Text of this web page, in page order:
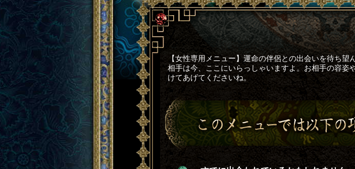
【女性専用メニュー】運命の伴侶との出会いを待ち
相手は今、ここにいらっしゃいますよ。お相手の容姿
けてあげてくださいね。